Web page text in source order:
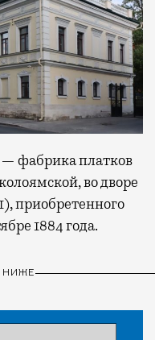
фабрика платков
во дворе
приобретенного
1884 года.
НИЖЕ